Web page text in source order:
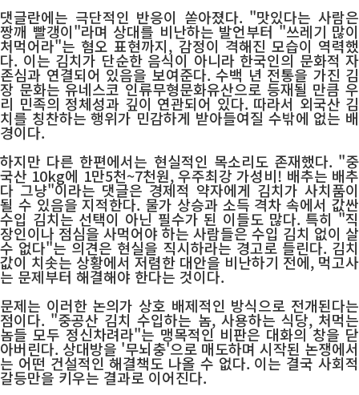
댓글란에는 극단적인 반응이 쏟아졌다. "맛있다는 사람은
짱깨 빨갱이"라며 상대를 비난하는 발언부터 "쓰레기 많이
처먹어라"는 혐오 표현까지, 감정이 격해진 모습이 역력했
다. 이는 김치가 단순한 음식이 아니라 한국인의 문화적 자
존심과 연결되어 있음을 보여준다. 수백 년 전통을 가진 김
장 문화는 유네스코 인류무형문화유산으로 등재될 만큼 우
리 민족의 정체성과 깊이 연관되어 있다. 따라서 외국산 김
치를 칭찬하는 행위가 민감하게 받아들여질 수밖에 없는 배
경이다.
하지만 다른 한편에서는 현실적인 목소리도 존재했다. "중
국산 10kg에 1만5천~7천원, 우주최강 가성비! 배추는 배추
다 그냥"이라는 댓글은 경제적 약자에게 김치가 사치품이
될 수 있음을 지적한다. 물가 상승과 소득 격차 속에서 값싼
수입 김치는 선택이 아닌 필수가 된 이들도 많다. 특히 "직
장인이나 점심을 사먹어야 하는 사람들은 수입 김치 없이 살
수 없다"는 의견은 현실을 직시하라는 경고로 들린다. 김치
값이 치솟는 상황에서 저렴한 대안을 비난하기 전에, 먹고사
는 문제부터 해결해야 한다는 것이다.
문제는 이러한 논의가 상호 배제적인 방식으로 전개된다는
점이다. "중공산 김치 수입하는 놈, 사용하는 식당, 처먹는
놈들 모두 정신차려라"는 맹목적인 비판은 대화의 창을 닫
아버린다. 상대방을 '무뇌충'으로 매도하며 시작된 논쟁에서
는 어떤 건설적인 해결책도 나올 수 없다. 이는 결국 사회적
갈등만을 키우는 결과로 이어진다.